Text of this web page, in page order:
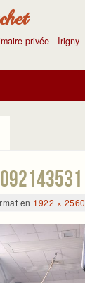
privée - Irigny
en 1922 × 2560